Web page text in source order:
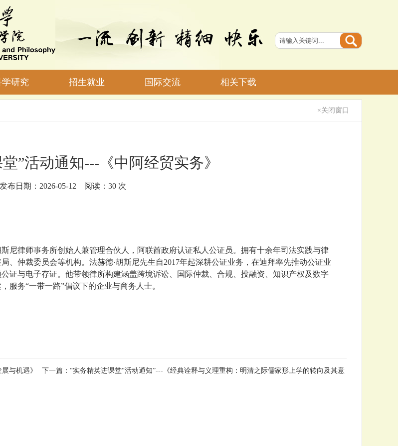
学研究 招生就业 国际交流 相关下载
×关闭窗口
”活动通知---《中阿经贸实务》
发布日期：2026-05-12 阅读： 30 次
斯尼律师事务所创始人兼管理合伙人，阿联酋政府认证私人公证员。拥有十余年司法实践与律
、仲裁委员会等机构。法赫德·胡斯尼先生自2017年起深耕公证业务，在迪拜率先推动公证业
证与电子存证。他带领律所构建涵盖跨境诉讼、国际仲裁、合规、投融资、知识产权及数字
服务“一带一路”倡议下的企业与商务人士。
与机遇》 下一篇： “实务精英进课堂“活动通知”---《经典诠释与义理重构：明清之际儒家形上学的转向及其意